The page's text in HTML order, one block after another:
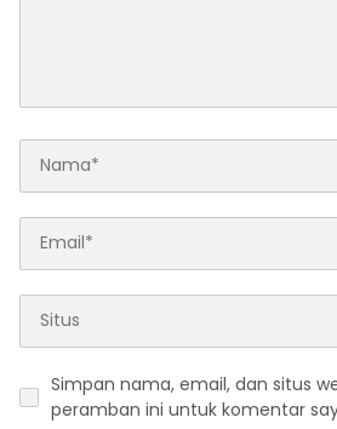
Simpan nama, email, dan situs
peramban ini untuk komentar